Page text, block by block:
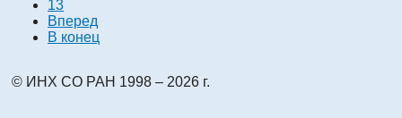
13
Вперед
В конец
© ИНХ СО РАН 1998 – 2026 г.